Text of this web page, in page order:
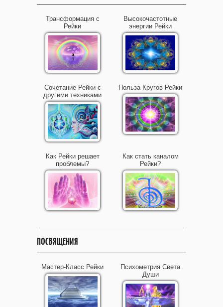
Трансформация с
Рейки
Высокочастотные
энергии Рейки
Сочетание Рейки с
другими техниками
Польза Кругов Рейки
Как Рейки решает
проблемы?
Как стать каналом
Рейки?
ПОСВЯЩЕНИЯ
Мастер-Класс Рейки
Психометрия Света
Души